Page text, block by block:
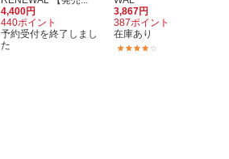
4,400円
440ポイント
予約受付を終了しまし
た
3,867円
387ポイント
在庫あり